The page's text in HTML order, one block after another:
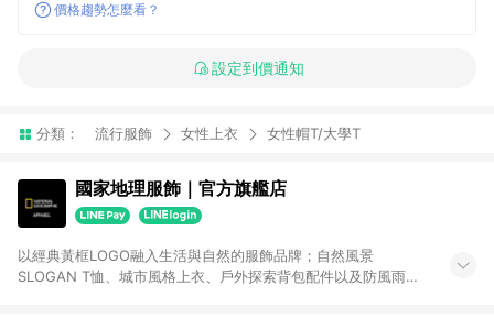
價格趨勢怎麼看？
設定到價通知
分類： 流行服飾 女性上衣 女性帽T/大學T
國家地理服飾｜官方旗艦店
以經典黃框LOGO融入生活與自然的服飾品牌；自然風景
SLOGAN T恤、城市風格上衣、戶外探索背包配件以及防風雨